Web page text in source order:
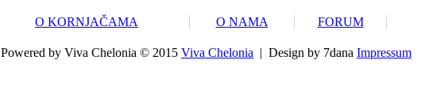
O KORNJAČAMA O NAMA FORUM
Powered by Viva Chelonia © 2015 Viva Chelonia | Design by 7dana Impressum